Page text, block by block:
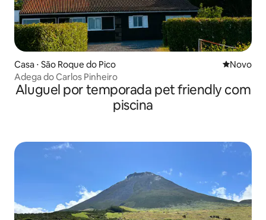
Casa ⋅ São Roque do Pico Novo
Novo
Adega do Carlos Pinheiro
Aluguel por temporada pet friendly com
piscina